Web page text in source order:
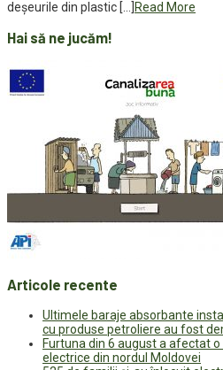
deșeurile din plastic […] Read More
Hai să ne jucăm!
Articole recente
Ultimele baraje absorbante
cu produse petroliere au fost
Furtuna din 6 august a afectat
electrice din nordul Moldovei